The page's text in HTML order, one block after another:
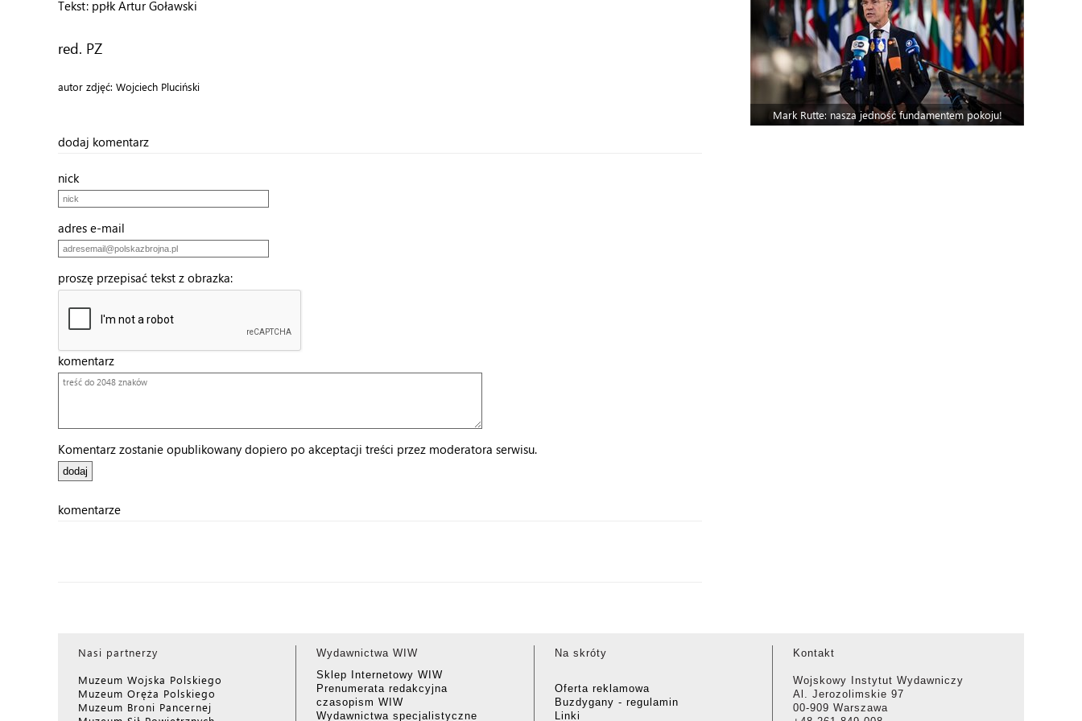
Tekst: ppłk Artur Goławski
red. PZ
autor zdjęć: Wojciech Pluciński
dodaj komentarz
nick
adres e-mail
proszę przepisać tekst z obrazka:
komentarz
Komentarz zostanie opublikowany dopiero po akceptacji treści przez moderatora serwisu.
komentarze
Mark Rutte: nasza jedność fundamentem pokoju!
Nasi partnerzy
Muzeum Wojska Polskiego
Muzeum Oręża Polskiego
Muzeum Broni Pancernej
Wydawnictwa WIW
Sklep Internetowy WIW
Prenumerata redakcyjna
czasopism WIW
Wydawnictwa specjalistyczne
Na skróty
Oferta reklamowa
Buzdygany - regulamin
Linki
Kontakt
Wojskowy Instytut Wydawniczy
Al. Jerozolimskie 97
00-909 Warszawa